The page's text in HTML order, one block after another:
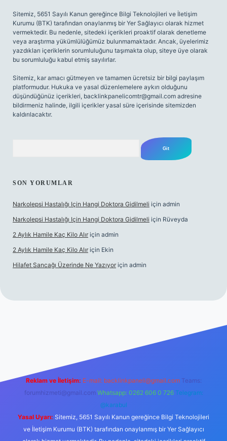
Sitemiz, 5651 Sayılı Kanun gereğince Bilgi Teknolojileri ve İletişim
Kurumu (BTK) tarafından onaylanmış bir Yer Sağlayıcı olarak hizmet
vermektedir. Bu nedenle, sitedeki içerikleri proaktif olarak denetleme
veya araştırma yükümlülüğümüz bulunmamaktadır. Ancak, üyelerimiz
yazdıkları içeriklerin sorumluluğunu taşımakta olup, siteye üye olarak
bu sorumluluğu kabul etmiş sayılırlar.
Sitemiz, kar amacı gütmeyen ve tamamen ücretsiz bir bilgi paylaşım
platformudur. Hukuka ve yasal düzenlemelere aykırı olduğunu
düşündüğünüz içerikleri, backlinkpanelicomtr@gmail.com adresine
bildirmeniz halinde, ilgili içerikler yasal süre içerisinde sitemizden
kaldırılacaktır.
SON YORUMLAR
Narkolepsi Hastalığı Için Hangi Doktora Gidilmeli için admin
Narkolepsi Hastalığı Için Hangi Doktora Gidilmeli için Rüveyda
2 Aylık Hamile Kaç Kilo Alır için admin
2 Aylık Hamile Kaç Kilo Alır için Ekin
Hilafet Sancağı Üzerinde Ne Yazıyor için admin
Reklam ve İletişim: E-mail: backlinkpaneli@gmail.com Teams:
forumhizmeti@gmail.com Whatsapp: 0262 606 0 726 Telegram:
@karabul
Yasal Uyarı: Sitemiz, 5651 Sayılı Kanun gereğince Bilgi Teknolojileri
ve İletişim Kurumu (BTK) tarafından onaylanmış bir Yer Sağlayıcı